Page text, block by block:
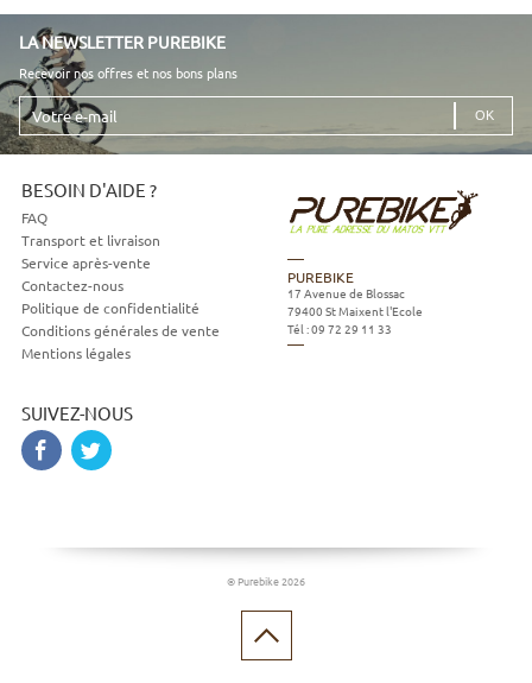
LA NEWSLETTER PUREBIKE
Recevoir nos offres et nos bons plans
Votre
e-
mail
BESOIN D'AIDE ?
FAQ
Transport et livraison
Service après-vente
Contactez-nous
Politique de confidentialité
Conditions générales de vente
Mentions légales
SUIVEZ-NOUS
PUREBIKE
17 Avenue de Blossac
79400 St Maixent l'Ecole
Tél :09 72 29 11 33
© Purebike 2026